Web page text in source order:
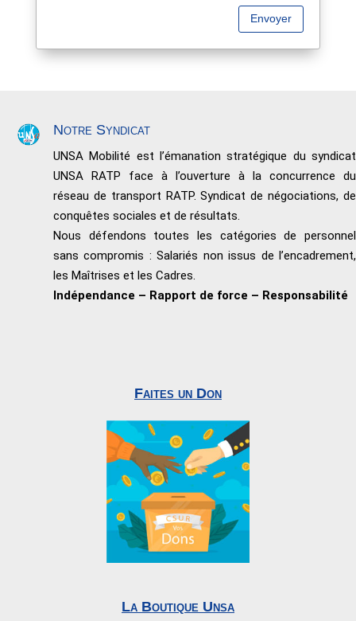
Envoyer
Notre Syndicat
UNSA Mobilité est l’émanation stratégique du syndicat
UNSA RATP face à l’ouverture à la concurrence du
réseau de transport RATP. Syndicat de négociations, de
conquêtes sociales et de résultats.
Nous défendons toutes les catégories de personnel
sans compromis : Salariés non issus de l’encadrement,
les Maîtrises et les Cadres.
Indépendance – Rapport de force – Responsabilité
Faites un Don
La Boutique Unsa